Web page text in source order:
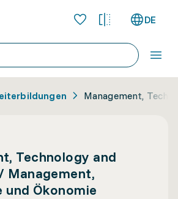
DE
Management,
Technology and
Management,
und Ökonomie